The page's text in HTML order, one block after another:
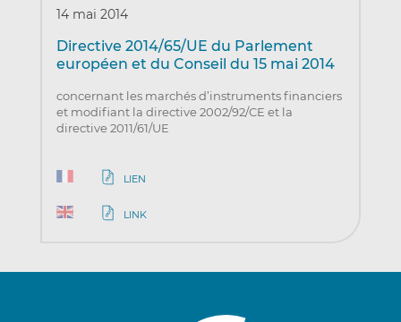
14 mai 2014
Directive 2014/65/UE du Parlement
européen et du Conseil du 15 mai 2014
concernant les marchés d’instruments financiers
et modifiant la directive 2002/92/CE et la
directive 2011/61/UE
LIEN
LINK